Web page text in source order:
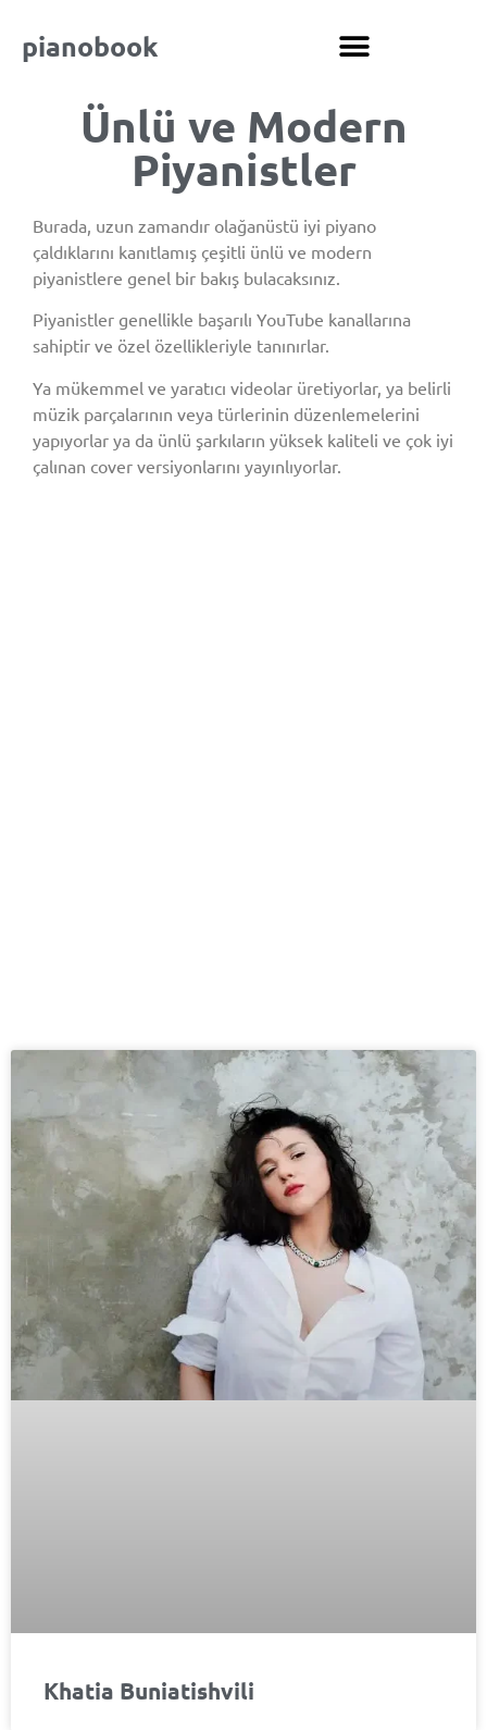
pianobook
Ünlü ve Modern
Piyanistler
Burada, uzun zamandır olağanüstü iyi piyano
çaldıklarını kanıtlamış çeşitli ünlü ve modern
piyanistlere genel bir bakış bulacaksınız.
Piyanistler genellikle başarılı YouTube kanallarına
sahiptir ve özel özellikleriyle tanınırlar.
Ya mükemmel ve yaratıcı videolar üretiyorlar, ya belirli
müzik parçalarının veya türlerinin düzenlemelerini
yapıyorlar ya da ünlü şarkıların yüksek kaliteli ve çok iyi
çalınan cover versiyonlarını yayınlıyorlar.
Khatia Buniatishvili